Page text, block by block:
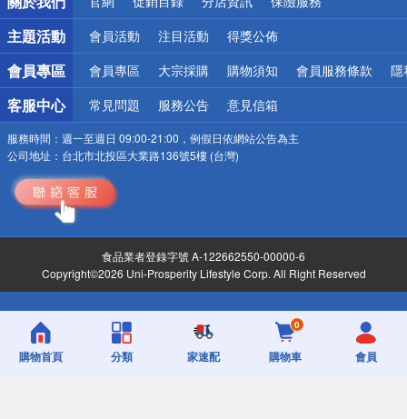
偏遠地區配送
詐騙網頁！請小心！
主題活動 會員活動 注目活動 得獎公佈
會員專區 會員專區 大宗採購 購物須知 會員服務條款 隱
客服中心 常見問題 服務公告 意見信箱
服務時間： 週一至週日 09:00-21:00，例假日依網站公告為主
公司地址： 台北市北投區大業路136號5樓 (台灣)
食品業者登錄字號 A-122662550-00000-6
Copyright©2026 Uni-Prosperity Lifestyle Corp. All Right Reserved
購物首頁 分類 家速配
0
購物車 會員